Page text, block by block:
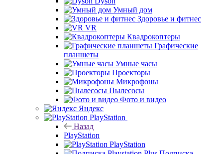
Умный дом
Здоровье и фитнес
VR
Квадрокоптеры
Графические
планшеты
Умные часы
Проекторы
Микрофоны
Пылесосы
Фото и видео
Яндекс
PlayStation
Назад
PlayStation
PlayStation